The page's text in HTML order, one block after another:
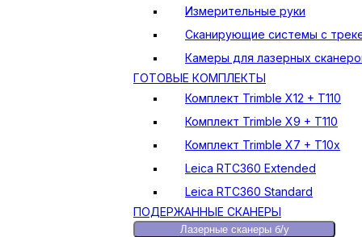
Измерительные руки
Сканирующие системы с
Камеры для лазерных
ГОТОВЫЕ КОМПЛЕКТЫ
Комплект Trimble X12 + T110
Комплект Trimble X9 + T110
Комплект Trimble X7 + T10x
Leica RTC360 Extended
Leica RTC360 Standard
ПОДЕРЖАННЫЕ СКАНЕРЫ
Лазерные сканеры б/у